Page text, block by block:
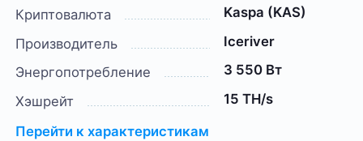
Криптовалюта
Kaspa (KAS)
Производитель
Iceriver
Энергопотребление
3 550 Вт
Хэшрейт
15 TH/s
Перейти к характеристикам